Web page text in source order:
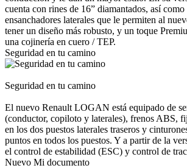
cuenta con rines de 16” diamantados, así
ensanchadores laterales que le permiten al
tener un diseño más robusto, y un toque
una cojinería en cuero / TEP.
Seguridad en tu camino
Seguridad en tu camino
El nuevo Renault LOGAN está equipado de
(conductor, copiloto y laterales), frenos ABS,
en los dos puestos laterales traseros y
puntos en todos los puestos. Y a partir de la
el control de estabilidad (ESC) y control de
Nuevo Mi documento